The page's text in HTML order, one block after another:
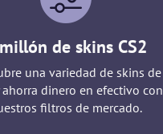
de skins CS2
una variedad de skins de
ahorra dinero en efectivo con
filtros de mercado.